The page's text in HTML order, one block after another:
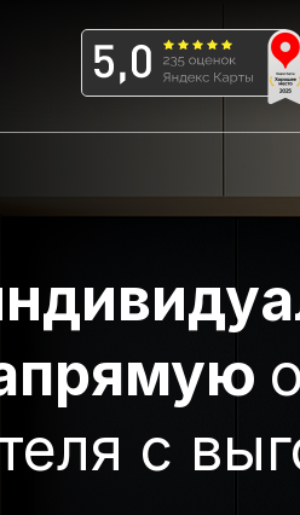
с